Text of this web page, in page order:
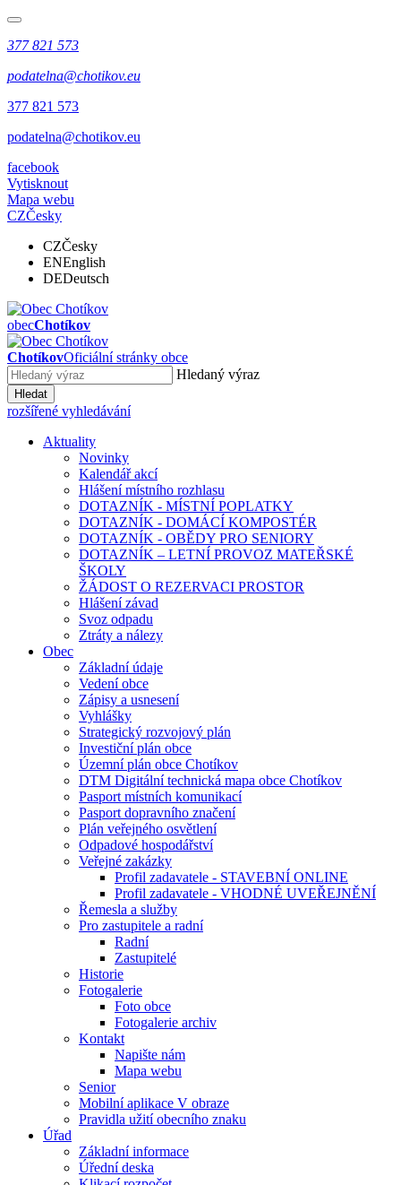
377 821 573
podatelna@chotikov.eu
377 821 573
podatelna@chotikov.eu
facebook
Vytisknout
Mapa webu
CZČesky
CZČesky
ENEnglish
DEDeutsch
obecChotíkov
ChotíkovOficiální stránky obce
Hledaný výraz
Hledat
rozšířené vyhledávání
Aktuality
Novinky
Kalendář akcí
Hlášení místního rozhlasu
DOTAZNÍK - MÍSTNÍ POPLATKY
DOTAZNÍK - DOMÁCÍ KOMPOSTÉR
DOTAZNÍK - OBĚDY PRO SENIORY
DOTAZNÍK – LETNÍ PROVOZ MATEŘSKÉ
ŠKOLY
ŽÁDOST O REZERVACI PROSTOR
Hlášení závad
Svoz odpadu
Ztráty a nálezy
Obec
Základní údaje
Vedení obce
Zápisy a usnesení
Vyhlášky
Strategický rozvojový plán
Investiční plán obce
Územní plán obce Chotíkov
DTM Digitální technická mapa obce Chotíkov
Pasport místních komunikací
Pasport dopravního značení
Plán veřejného osvětlení
Odpadové hospodářství
Veřejné zakázky
Profil zadavatele - STAVEBNÍ ONLINE
Profil zadavatele - VHODNÉ UVEŘEJNĚNÍ
Řemesla a služby
Pro zastupitele a radní
Radní
Zastupitelé
Historie
Fotogalerie
Foto obce
Fotogalerie archiv
Kontakt
Napište nám
Mapa webu
Senior
Mobilní aplikace V obraze
Pravidla užití obecního znaku
Úřad
Základní informace
Úřední deska